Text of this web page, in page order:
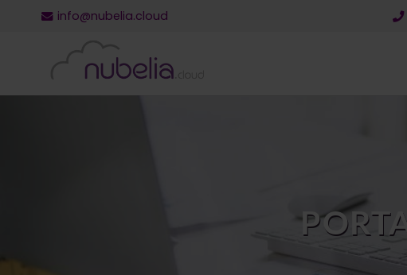
info@nubelia.cloud